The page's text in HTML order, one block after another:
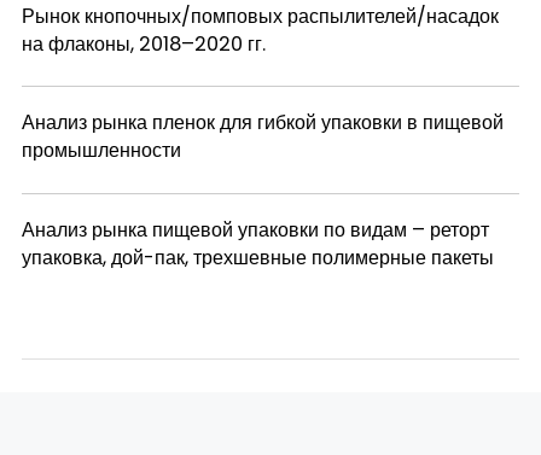
Рынок кнопочных/помповых распылителей/насадок
на флаконы, 2018–2020 гг.
Анализ рынка пленок для гибкой упаковки в пищевой
промышленности
Анализ рынка пищевой упаковки по видам – реторт
упаковка, дой-пак, трехшевные полимерные пакеты